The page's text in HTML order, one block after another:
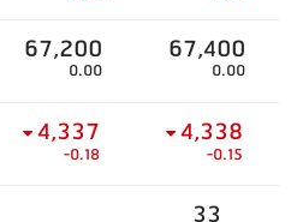
67,200
0.00
67,400
0.00
4,337
-0.18
4,338
-0.15